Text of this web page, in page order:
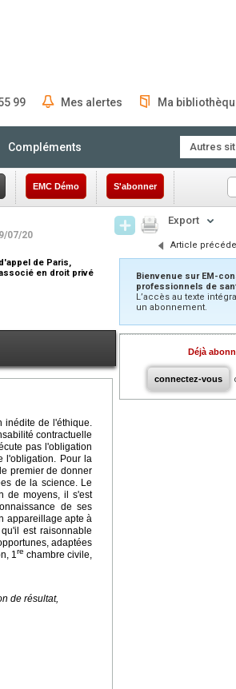
99 Mes alertes Ma
Compléments Autres
EMC Démo S'abonner
07/20
de Paris,
en droit privé
inédite de l'éthique.
contractuelle
pas l'obligation
l'obligation. Pour la
premier de donner
de la science. Le
de moyens, il s'est
de ses
appareillage apte à
est raisonnable
adaptées
1re chambre civile,
de résultat,
Export
Article
Bienvenue sur EM-
professionnels de
L’accès au texte
un abonnement.
Déjà
connectez-vous